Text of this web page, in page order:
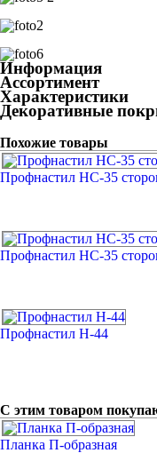
Информация
Ассортимент
Характеристики
Декоративные
Похожие товары
Профнастил НС-35
Профнастил НС-35
Профнастил H-44
С этим товаром
Планка П-образная